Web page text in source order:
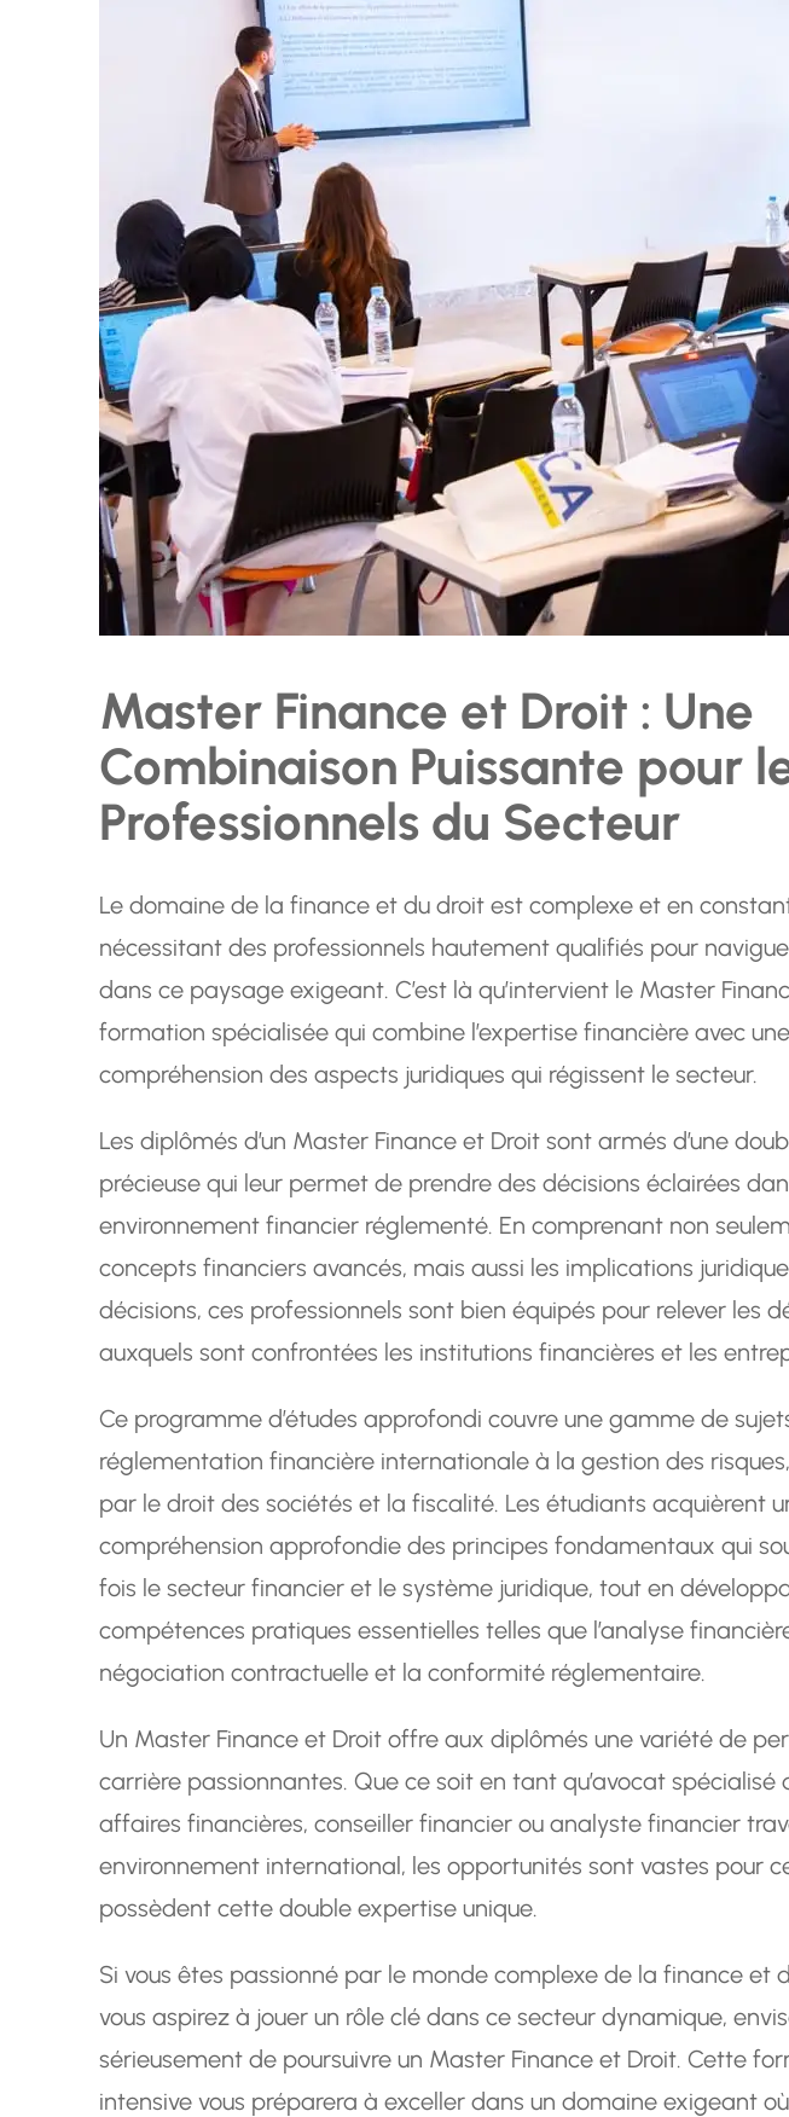
Master Finance et Droit : Une
Combinaison Puissante pour
Professionnels du Secteur
Le domaine de la finance et du droit est complexe et en
nécessitant des professionnels hautement qualifiés pour
dans ce paysage exigeant. C’est là qu’intervient le Master
formation spécialisée qui combine l’expertise financière avec
compréhension des aspects juridiques qui régissent le secteur.
Les diplômés d’un Master Finance et Droit sont armés d’une
précieuse qui leur permet de prendre des décisions éclairées
environnement financier réglementé. En comprenant non
concepts financiers avancés, mais aussi les implications
décisions, ces professionnels sont bien équipés pour relever les
auxquels sont confrontées les institutions financières et les
Ce programme d’études approfondi couvre une gamme de
réglementation financière internationale à la gestion des
par le droit des sociétés et la fiscalité. Les étudiants acquièrent
compréhension approfondie des principes fondamentaux qui
fois le secteur financier et le système juridique, tout en
compétences pratiques essentielles telles que l’analyse
négociation contractuelle et la conformité réglementaire.
Un Master Finance et Droit offre aux diplômés une variété de
carrière passionnantes. Que ce soit en tant qu’avocat spécialisé
affaires financières, conseiller financier ou analyste financier
environnement international, les opportunités sont vastes pour
possèdent cette double expertise unique.
Si vous êtes passionné par le monde complexe de la finance et
vous aspirez à jouer un rôle clé dans ce secteur dynamique,
sérieusement de poursuivre un Master Finance et Droit. Cette
intensive vous préparera à exceller dans un domaine exigeant